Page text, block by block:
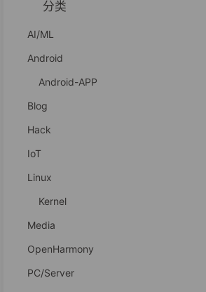
分类
AI/ML
Android
Android-APP
Blog
Hack
IoT
Linux
Kernel
Media
OpenHarmony
PC/Server